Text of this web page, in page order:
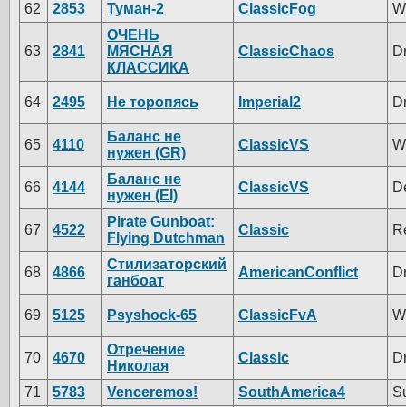
62 2853 Туман-2 ClassicFog
63 2841
ОЧЕНЬ
МЯСНАЯ
КЛАССИКА
ClassicChaos
64 2495 Не торопясь Imperial2
65 4110
Баланс не
нужен (GR)
ClassicVS
66 4144
Баланс не
нужен (EI)
ClassicVS
67 4522
Pirate Gunboat:
Flying Dutchman
Classic
68 4866
Стилизаторский
ганбоат
AmericanConflict
69 5125 Psyshock-65 ClassicFvA
70 4670
Отречение
Николая
Classic
71 5783 Venceremos! SouthAmerica4